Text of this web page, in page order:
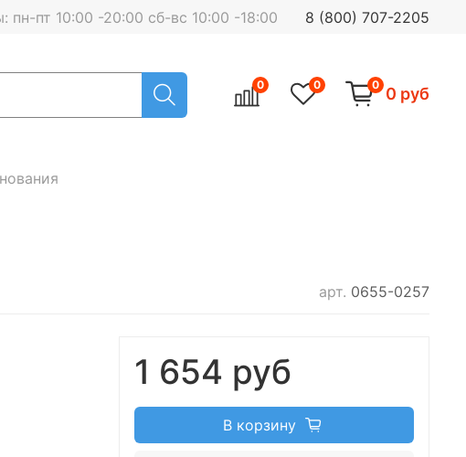
пн-пт 10:00 -20:00 сб-вс 10:00 -18:00 8 (800) 707-2205
0 0 0 0 руб
арт. 0655-0257
1 654 руб
В корзину